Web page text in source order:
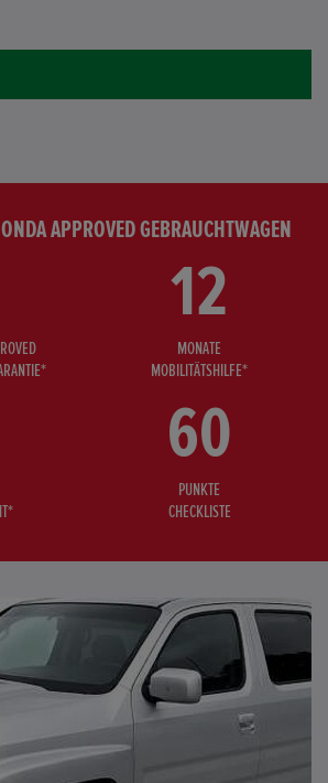
APPROVED GEBRAUCHTWAGEN
12
MONATE
MOBILITÄTSHILFE*
60
PUNKTE
CHECKLISTE